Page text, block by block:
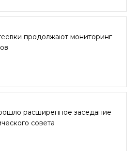
продолжают мониторинг
расширенное заседание
совета